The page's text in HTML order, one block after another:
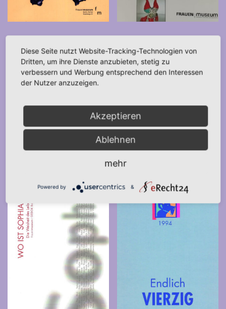
Weltregionen (2013)
30,00€ *
Künstlerinnen in Nordrhein-
Diese Seite nutzt Website-Tracking-Technologien von
Dritten, um ihre Dienste anzubieten, stetig zu
verbessern und Werbung entsprechend den Interessen
der Nutzer anzuzeigen.
Akzeptieren
Ablehnen
mehr
Powered by &